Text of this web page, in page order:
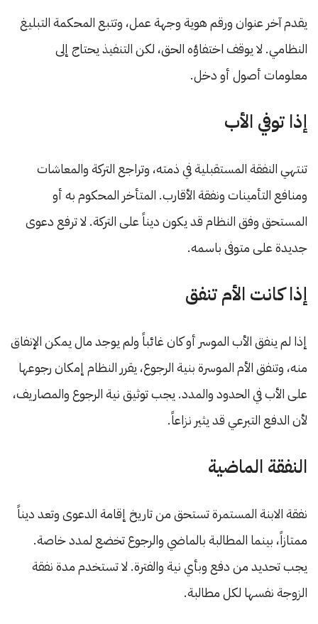
يقدم آخر عنوان ورقم هوية وجهة عمل، وتتبع المحكمة التبليغ
النظامي. لا يوقف اختفاؤه الحق، لكن التنفيذ يحتاج إلى
معلومات أصول أو دخل.
إذا توفي الأب
تنتهي النفقة المستقبلية في ذمته، وتراجع التركة والمعاشات
ومنافع التأمينات ونفقة الأقارب. المتأخر المحكوم به أو
المستحق وفق النظام قد يكون ديناً على التركة. لا ترفع دعوى
جديدة على متوفى باسمه.
إذا كانت الأم تنفق
إذا لم ينفق الأب الموسر أو كان غائباً ولم يوجد مال يمكن الإنفاق
منه، وتنفق الأم الموسرة بنية الرجوع، يقرر النظام إمكان رجوعها
على الأب في الحدود والمدد. يجب توثيق نية الرجوع والمصاريف،
لأن الدفع التبرعي قد يثير نزاعاً.
النفقة الماضية
نفقة الابنة المستمرة تستحق من تاريخ إقامة الدعوى وتعد ديناً
ممتازاً، بينما المطالبة بالماضي والرجوع تخضع لمدد خاصة.
يجب تحديد من دفع وبأي نية والفترة. لا تستخدم مدة نفقة
الزوجة نفسها لكل مطالبة.